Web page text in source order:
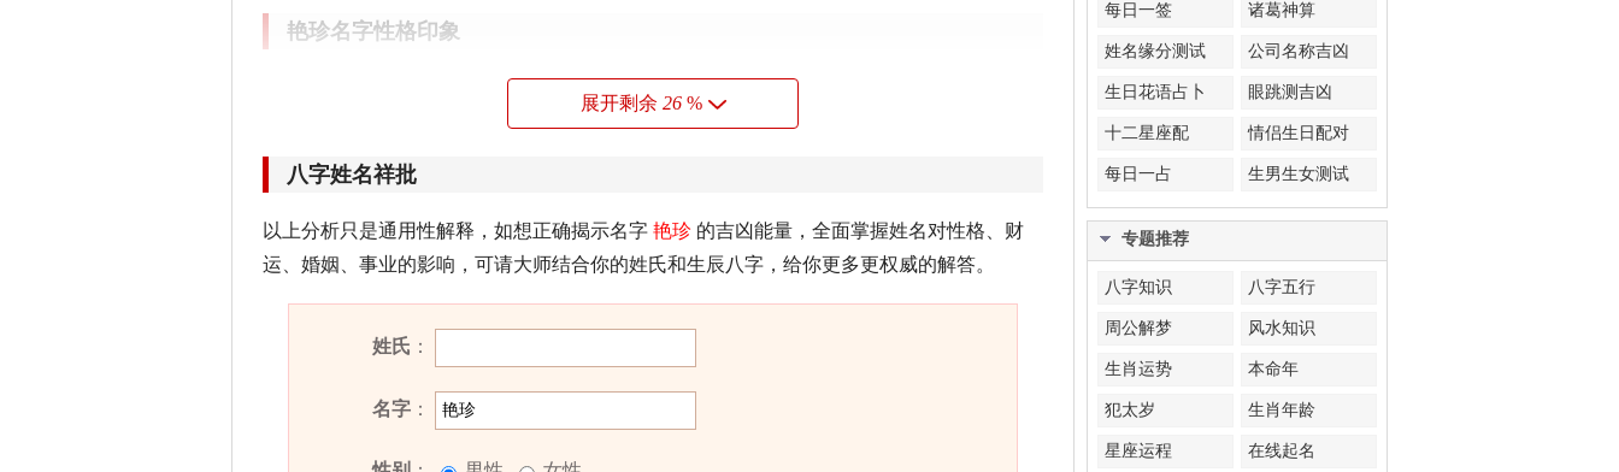
艳珍名字性格印象
外表乐观，喜助他人，为别人多劳，但内心多烦闷。喜欢研究事情动脑筋，不断进修自己，
积极向外发展，必能有所作为。
含艳珍的古诗词有哪些？
· 含春笑日花心艳，带雨牵风柳态妖。珍重两般堪比处，醉时红脸舞时腰。
——《状春》
艳珍名字五行属性
重，会招致他人的不满。其人意志不坚定，易受世俗迷惑，耐性不佳，处事欠考虑或冲动，
展开剩余 26%
八字姓名祥批
以上分析只是通用性解释，如想正确揭示名字 艳珍 的吉凶能量，全面掌握姓名对性格、财
运、婚姻、事业的影响，可请大师结合你的姓氏和生辰八字，给你更多更权威的解答。
姓氏 ：
名字：
每日一签 诸葛神算
姓名缘分测试 公司名称吉凶
生日花语占卜 眼跳测吉凶
十二星座配 情侣生日配对
每日一占 生男生女测试
专题推荐
八字知识 八字五行
周公解梦 风水知识
生肖运势 本命年
犯太岁 生肖年龄
星座运程 在线起名